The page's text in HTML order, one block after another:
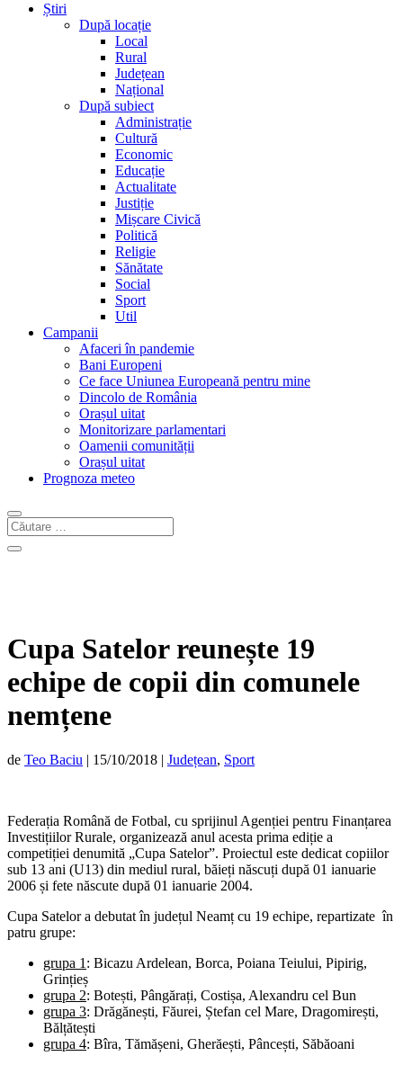
Știri
După locație
Local
Rural
Județean
Național
După subiect
Administrație
Cultură
Economic
Educație
Actualitate
Justiție
Mișcare Civică
Politică
Religie
Sănătate
Social
Sport
Util
Campanii
Afaceri în pandemie
Bani Europeni
Ce face Uniunea Europeană pentru mine
Dincolo de România
Orașul uitat
Monitorizare parlamentari
Oamenii comunității
Orașul uitat
Prognoza meteo
Cupa Satelor reunește 19
echipe de copii din comunele
nemțene
de Teo Baciu | 15/10/2018 | Județean, Sport
Federația Română de Fotbal, cu sprijinul Agenției pentru Finanțarea
Investițiilor Rurale, organizează anul acesta prima ediție a
competiției denumită „Cupa Satelor”. Proiectul este dedicat copiilor
sub 13 ani (U13) din mediul rural, băieți născuți după 01 ianuarie
2006 și fete născute după 01 ianuarie 2004.
Cupa Satelor a debutat în județul Neamț cu 19 echipe, repartizate în
patru grupe:
grupa 1 : Bicazu Ardelean, Borca, Poiana Teiului, Pipirig,
Grințieș
grupa 2: Botești, Pângărați, Costișa, Alexandru cel Bun
grupa 3: Drăgănești, Făurei, Ștefan cel Mare, Dragomirești,
Bălțătești
grupa 4: Bîra, Tămășeni, Gherăești, Pâncești, Săbăoani